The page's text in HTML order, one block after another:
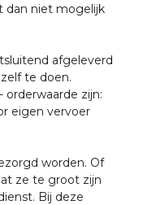
dan niet mogelijk
afgeleverd
te doen.
zijn:
eigen vervoer
worden. Of
ze te groot zijn
Bij deze